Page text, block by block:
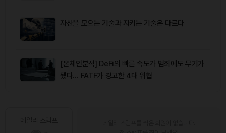
자산을 모으는 기술과 지키는 기술은 다르다
[온체인분석] DeFi의 빠른 속도가 범죄에도 무기가
됐다… FATF가 경고한 4대 위협